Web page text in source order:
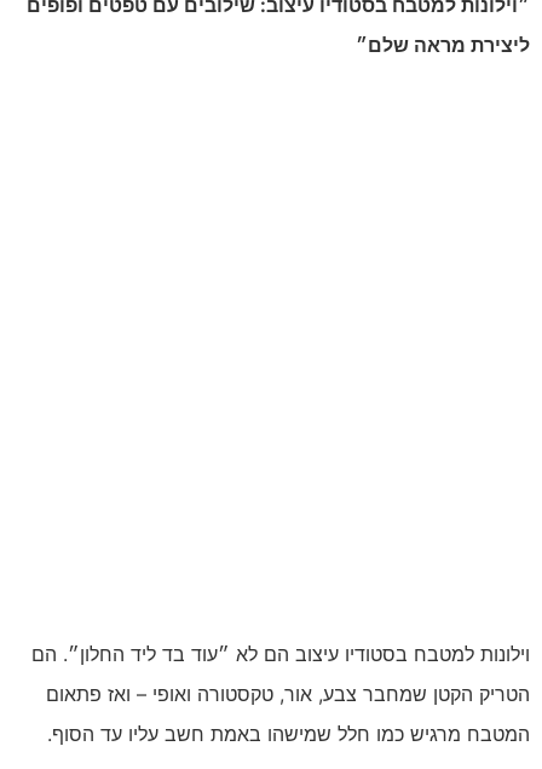
ליצירת מראה שלם״
וילונות למטבח בסטודיו עיצוב הם לא ״עוד בד ליד החלון״. הם
הטריק הקטן שמחבר צבע, אור, טקסטורה ואופי – ואז פתאום
המטבח מרגיש כמו חלל שמישהו באמת חשב עליו עד הסוף.